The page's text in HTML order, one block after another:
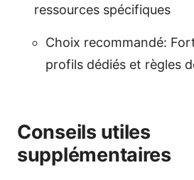
ressources spécifiques
Choix recommandé:
profils dédiés et règles
Conseils utiles
supplémentaires